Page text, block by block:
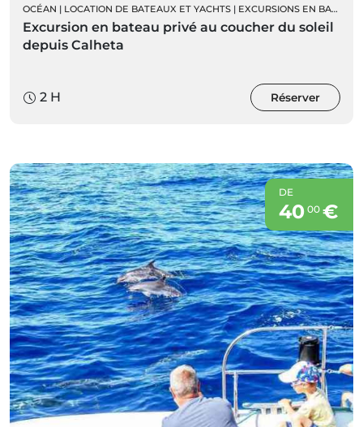
OCÉAN | LOCATION DE BATEAUX ET YACHTS | EXCURSIONS EN BATEAU
Excursion en bateau privé au coucher du soleil
depuis Calheta
2 H Réserver
DE
40 00€